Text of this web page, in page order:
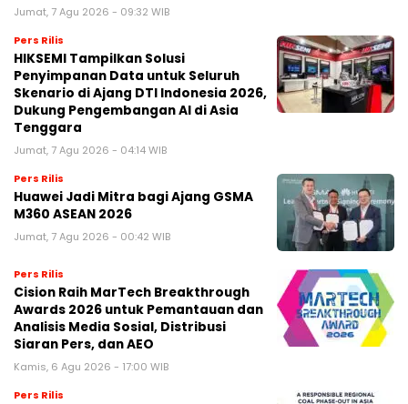
Jumat, 7 Agu 2026 - 09:32 WIB
Pers Rilis
HIKSEMI Tampilkan Solusi
Penyimpanan Data untuk Seluruh
Skenario di Ajang DTI Indonesia 2026,
Dukung Pengembangan AI di Asia
Tenggara
Jumat, 7 Agu 2026 - 04:14 WIB
Pers Rilis
Huawei Jadi Mitra bagi Ajang GSMA
M360 ASEAN 2026
Jumat, 7 Agu 2026 - 00:42 WIB
Pers Rilis
Cision Raih MarTech Breakthrough
Awards 2026 untuk Pemantauan dan
Analisis Media Sosial, Distribusi
Siaran Pers, dan AEO
Kamis, 6 Agu 2026 - 17:00 WIB
Pers Rilis